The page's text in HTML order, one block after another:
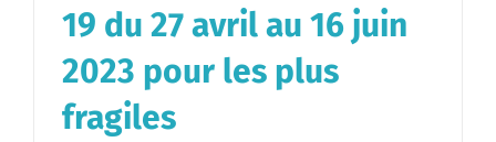
19 du 27 avril au 16 juin
2023 pour les plus
fragiles